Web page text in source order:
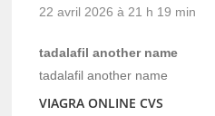
22 avril 2026 à 21 h 19 min
tadalafil another name
tadalafil another name
VIAGRA ONLINE CVS